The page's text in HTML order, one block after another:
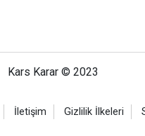
Kars Karar © 2023
İletişim Gizlilik İlkeleri